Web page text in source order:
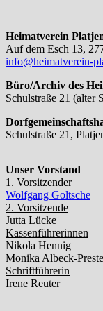
Heimatverein
Auf dem Esch 13,
info@heimatverein-
Büro/Archiv des
Schulstraße 21 (alter
Schulstraße 21,
Unser Vorstand
1. Vorsitzender
Wolfgang Goltsche
2. Vorsitzende
Jutta Lücke
Kassenführerinnen
Nikola Hennig
Monika Albeck-
Schriftführerin
Irene Reuter